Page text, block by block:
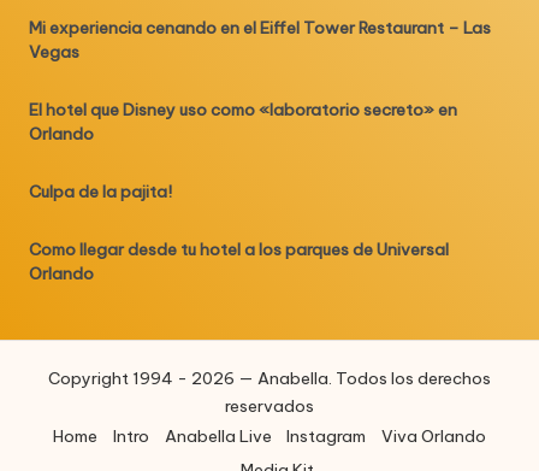
Mi experiencia cenando en el Eiffel Tower Restaurant – Las
Vegas
El hotel que Disney uso como «laboratorio secreto» en
Orlando
Culpa de la pajita!
Como llegar desde tu hotel a los parques de Universal
Orlando
Copyright 1994 - 2026 — Anabella. Todos los derechos
reservados
Home
Intro Anabella Live Instagram
Viva Orlando